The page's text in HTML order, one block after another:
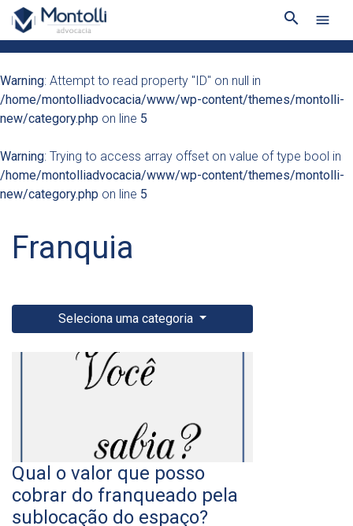
search menu
Warning: Attempt to read property "ID" on null in
/home/montolliadvocacia/www/wp-content/themes/montolli-
new/category.php on line 5
Warning: Trying to access array offset on value of type bool in
/home/montolliadvocacia/www/wp-content/themes/montolli-
new/category.php on line 5
Franquia
Seleciona uma categoria
Qual o valor que posso
cobrar do franqueado pela
sublocação do espaço?